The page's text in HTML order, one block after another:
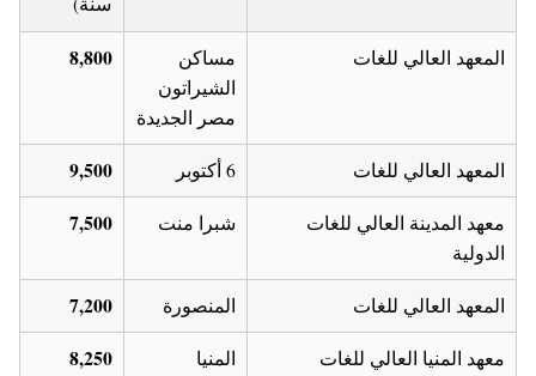
المعهد العالي للغات
مساكن
الشيراتون
مصر الجديدة
8,800
المعهد العالي للغات 6 أكتوبر 9,500
معهد المدينة العالي للغات
الدولية
شبرا منت 7,500
المعهد العالي للغات المنصورة 7,200
معهد المنيا العالي للغات المنيا 8,250